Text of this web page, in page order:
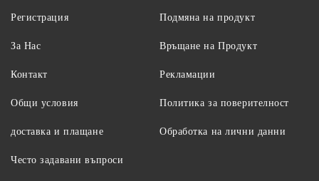
Регистрация
За Нас
Контакт
Общи условия
доставка и плащане
Подмяна на продукт
Връщане на Продукт
Рекламации
Политика за поверителност
Обработка на лични данни
Често задавани въпроси